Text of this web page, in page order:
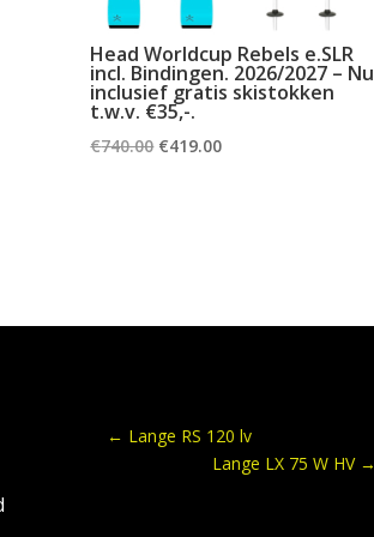
Head Worldcup Rebels e.SLR
incl. Bindingen. 2026/2027 – Nu
inclusief gratis skistokken
t.w.v. €35,-.
€740.00 Oorspronkelijke
€419.00Huidige
← Lange RS 120 lv
Lange LX 75 W HV→